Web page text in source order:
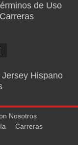
de Uso
Carreras
Jersey Hispano
Nosotros
Carreras